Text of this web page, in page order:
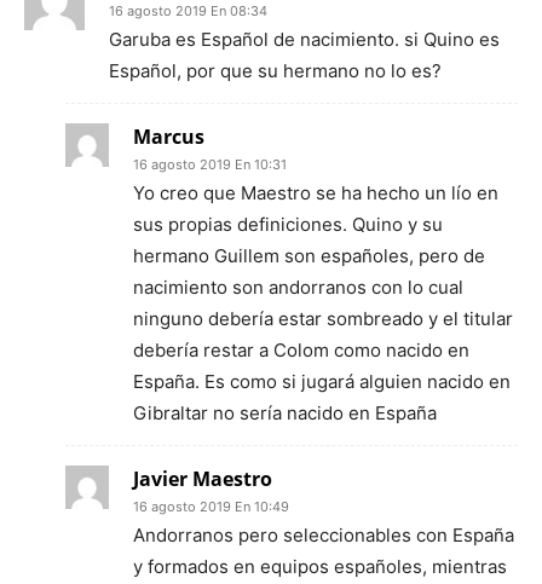
16 agosto 2019 En 08:34
Garuba es Español de nacimiento. si Quino es
Español, por que su hermano no lo es?
Marcus
16 agosto 2019 En 10:31
Yo creo que Maestro se ha hecho un lío en
sus propias definiciones. Quino y su
hermano Guillem son españoles, pero de
nacimiento son andorranos con lo cual
ninguno debería estar sombreado y el titular
debería restar a Colom como nacido en
España. Es como si jugará alguien nacido en
Gibraltar no sería nacido en España
Javier Maestro
16 agosto 2019 En 10:49
Andorranos pero seleccionables con España
y formados en equipos españoles, mientras